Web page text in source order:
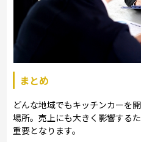
まとめ
どんな地域でもキッチンカーを
場所。売上にも大きく影響する
重要となります。